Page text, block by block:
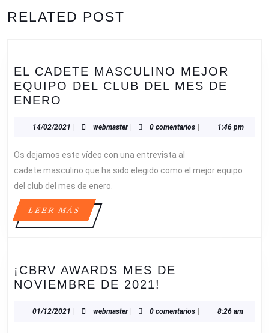
anterior:
RELATED POST
EL CADETE MASCULINO MEJOR
EQUIPO DEL CLUB DEL MES DE
ENERO
MASCULINO
EQUIPO
DEL
CLUB
DEL
MES
DE
14/02/2021 14/02/2021
| webmasterwebmaster
| 0 comentarios | 1:46 pm
Os dejamos este vídeo con una entrevista al
cadete masculino que ha sido elegido como el mejor equipo
del club del mes de enero.
LEER MÁSLEER
MÁS
¡CBRV AWARDS MES DE
NOVIEMBRE DE 2021!
MES
01/12/2021 01/12/2021
| webmasterwebmaster
| 0 comentarios | 8:26 am